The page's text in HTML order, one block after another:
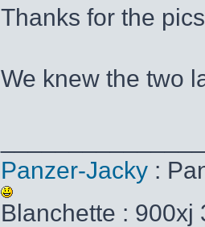
Thanks for the
We knew the two
Panzer-Jacky :
Blanchette :